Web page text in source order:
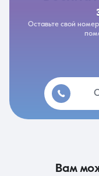
Оставьте свой
вам